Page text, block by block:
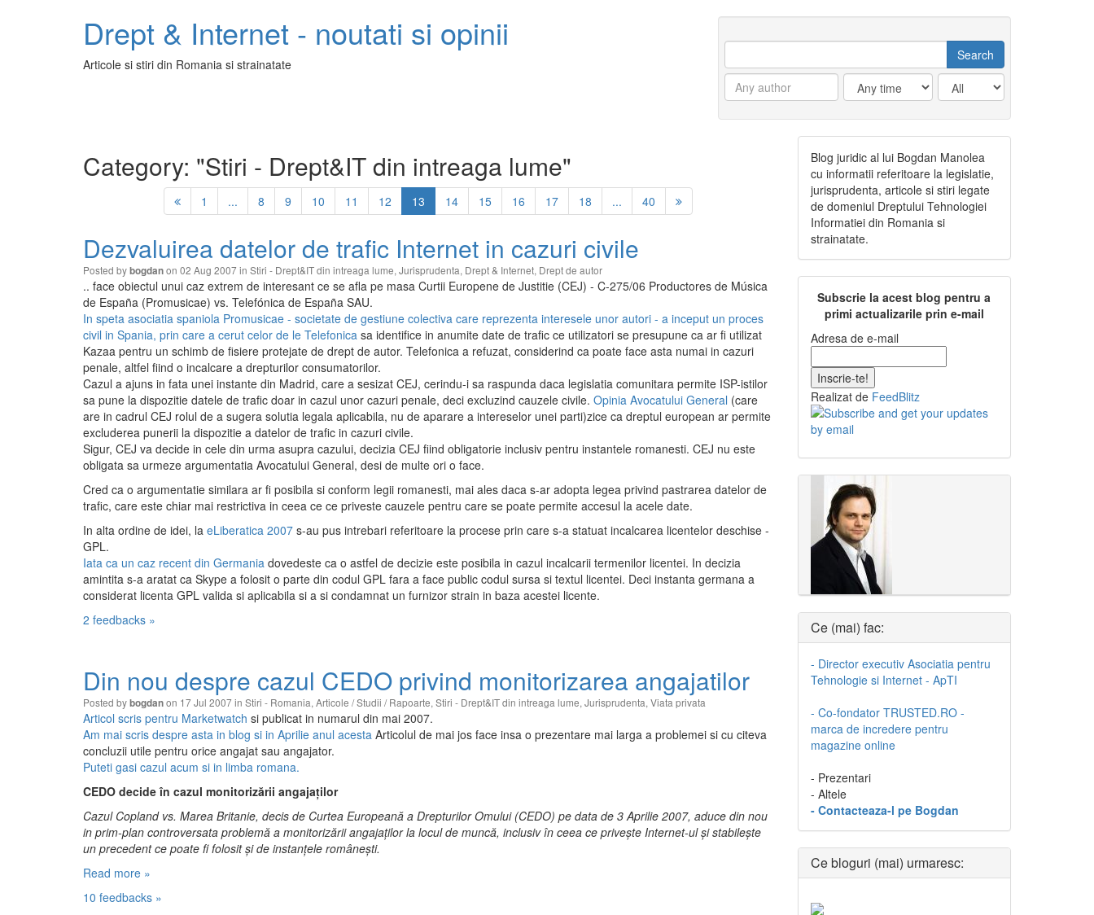
Drept & Internet - noutati si opinii
Articole si stiri din Romania si strainatate
Category: "Stiri - Drept&IT din intreaga lume"
1 ... 8 9 10 11 12 13 14 15 16 17 18 ... 40
Dezvaluirea datelor de trafic Internet in cazuri civile
Posted bybogdanon 02 Aug 2007 in Stiri - Drept&IT din intreaga lume, Jurisprudenta, Drept & Internet, Drept de autor
.. face obiectul unui caz extrem de interesant ce se afla pe masa Curtii Europene de Justitie (CEJ) - C-275/06 Productores de Música
de España (Promusicae) vs. Telefónica de España SAU.
In speta asociatia spaniola Promusicae - societate de gestiune colectiva care reprezenta interesele unor autori - a inceput un proces
civil in Spania, prin care a cerut celor de le Telefonica sa identifice in anumite date de trafic ce utilizatori se presupune ca ar fi utilizat
Kazaa pentru un schimb de fisiere protejate de drept de autor. Telefonica a refuzat, considerind ca poate face asta numai in cazuri
penale, altfel fiind o incalcare a drepturilor consumatorilor.
Cazul a ajuns in fata unei instante din Madrid, care a sesizat CEJ, cerindu-i sa raspunda daca legislatia comunitara permite ISP-istilor
sa pune la dispozitie datele de trafic doar in cazul unor cazuri penale, deci excluzind cauzele civile. Opinia Avocatului General (care
are in cadrul CEJ rolul de a sugera solutia legala aplicabila, nu de aparare a intereselor unei parti)zice ca dreptul european ar permite
excluderea punerii la dispozitie a datelor de trafic in cazuri civile.
Sigur, CEJ va decide in cele din urma asupra cazului, decizia CEJ fiind obligatorie inclusiv pentru instantele romanesti. CEJ nu este
obligata sa urmeze argumentatia Avocatului General, desi de multe ori o face.
Cred ca o argumentatie similara ar fi posibila si conform legii romanesti, mai ales daca s-ar adopta legea privind pastrarea datelor de
trafic, care este chiar mai restrictiva in ceea ce ce priveste cauzele pentru care se poate permite accesul la acele date.
In alta ordine de idei, la eLiberatica 2007 s-au pus intrebari referitoare la procese prin care s-a statuat incalcarea licentelor deschise -
GPL.
Iata ca un caz recent din Germania dovedeste ca o astfel de decizie este posibila in cazul incalcarii termenilor licentei. In decizia
amintita s-a aratat ca Skype a folosit o parte din codul GPL fara a face public codul sursa si textul licentei. Deci instanta germana a
considerat licenta GPL valida si aplicabila si a si condamnat un furnizor strain in baza acestei licente.
2 feedbacks »
Din nou despre cazul CEDO privind monitorizarea angajatilor
Posted bybogdanon 17 Jul 2007 in Stiri - Romania, Articole / Studii / Rapoarte, Stiri - Drept&IT din intreaga lume, Jurisprudenta, Viata privata
Articol scris pentru Marketwatch si publicat in numarul din mai 2007.
Am mai scris despre asta in blog si in Aprilie anul acesta Articolul de mai jos face insa o prezentare mai larga a problemei si cu citeva
concluzii utile pentru orice angajat sau angajator.
Puteti gasi cazul acum si in limba romana.
CEDO decide în cazul monitorizării angajaţilor
Cazul Copland vs. Marea Britanie, decis de Curtea Europeană a Drepturilor Omului (CEDO) pe data de 3 Aprilie 2007, aduce din nou
in prim-plan controversata problemă a monitorizării angajaţilor la locul de muncă, inclusiv în ceea ce priveşte Internet-ul şi stabileşte
un precedent ce poate fi folosit şi de instanţele româneşti.
Read more »
10 feedbacks »
Blog juridic al lui Bogdan Manolea
cu informatii referitoare la legislatie,
jurisprudenta, articole si stiri legate
de domeniul Dreptului Tehnologiei
Informatiei din Romania si
strainatate.
Subscrie la acest blog pentru a
primi actualizarile prin e-mail
Adresa de e-mail
Realizat de FeedBlitz
Ce (mai) fac:
- Director executiv Asociatia pentru
Tehnologie si Internet - ApTI
- Co-fondator TRUSTED.RO -
marca de incredere pentru
magazine online
- Prezentari
- Altele
- Contacteaza-l pe Bogdan
Ce bloguri (mai) urmaresc: